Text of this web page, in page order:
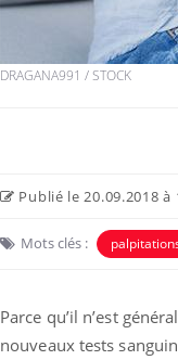
DRAGANA991 / STOCK
Publié le 20.09.2018 à
Mots clés :
Parce qu’il n’est
nouveaux tests